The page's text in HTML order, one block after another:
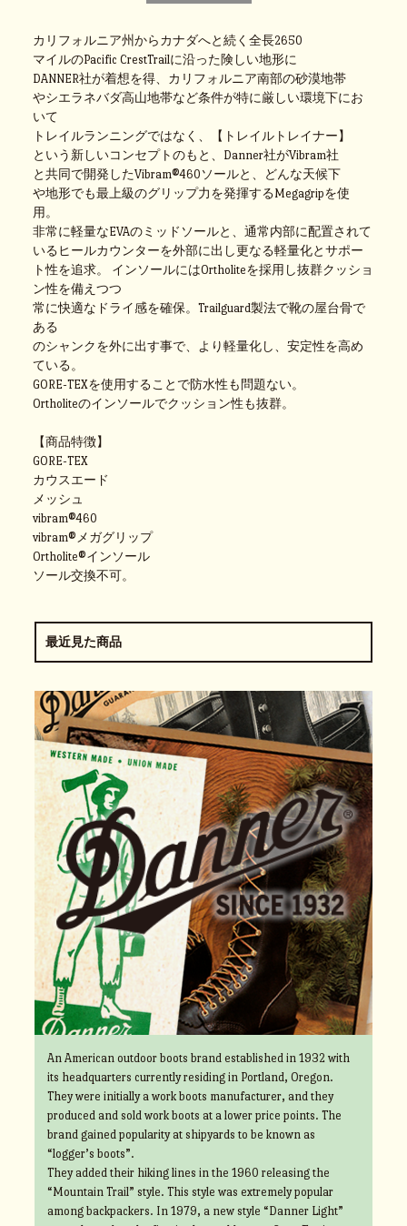
カリフォルニア州からカナダへと続く全長2650
マイルのPacific CrestTrailに沿った険しい地形に
DANNER社が着想を得、カリフォルニア南部の砂漠地帯
やシエラネバダ高山地帯など条件が特に厳しい環境下にお
いて
トレイルランニングではなく、【トレイルトレイナー】
という新しいコンセプトのもと、Danner社がVibram社
と共同で開発したVibram®460ソールと、どんな天候下
や地形でも最上級のグリップ力を発揮するMegagripを使
用。
非常に軽量なEVAのミッドソールと、通常内部に配置されて
いるヒールカウンターを外部に出し更なる軽量化とサポー
ト性を追求。
インソールにはOrtholiteを採用し抜群クッショ
ン性を備えつつ
常に快適なドライ感を確保。Trailguard製法で靴の屋台骨で
ある
のシャンクを外に出す事で、より軽量化し、安定性を高め
ている。
GORE-TEXを使用することで防水性も問題ない。
Ortholiteのインソールでクッション性も抜群。
【商品特徴】
GORE-TEX
カウスエード
メッシュ
vibram®460
vibram®メガグリップ
Ortholite®インソール
ソール交換不可。
最近見た商品
An American outdoor boots brand established in 1932 with
its headquarters currently residing in Portland, Oregon.
They were initially a work boots manufacturer, and they
produced and sold work boots at a lower price points. The
brand gained popularity at shipyards to be known as
“logger’s boots”.
They added their hiking lines in the 1960 releasing the
“Mountain Trail” style. This style was extremely popular
among backpackers. In 1979, a new style “Danner Light”